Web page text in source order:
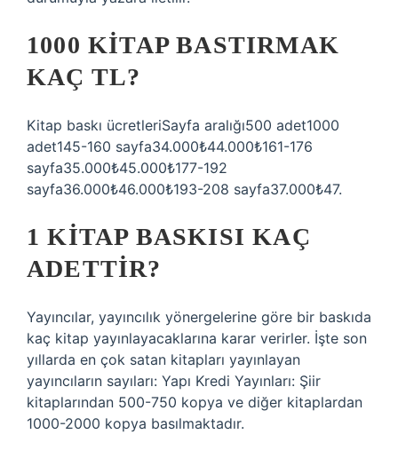
1000 KITAP BASTIRMAK
KAÇ TL?
Kitap baskı ücretleriSayfa aralığı500 adet1000
adet145-160 sayfa34.000₺44.000₺161-176
sayfa35.000₺45.000₺177-192
sayfa36.000₺46.000₺193-208 sayfa37.000₺47.
1 KITAP BASKISI KAÇ
ADETTIR?
Yayıncılar, yayıncılık yönergelerine göre bir baskıda
kaç kitap yayınlayacaklarına karar verirler. İşte son
yıllarda en çok satan kitapları yayınlayan
yayıncıların sayıları: Yapı Kredi Yayınları: Şiir
kitaplarından 500-750 kopya ve diğer kitaplardan
1000-2000 kopya basılmaktadır.